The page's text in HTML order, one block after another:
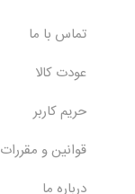
تماس با ما
عودت کالا
حریم کاربر
قوانین و مقررات
درباره ما